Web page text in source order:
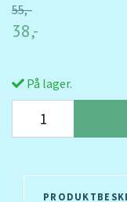
55,-
38,-
På lager.